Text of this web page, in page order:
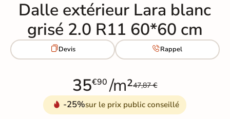
Dalle extérieur Lara blanc
grisé 2.0 R11 60*60 cm
Devis Rappel
35€90 /m²47,87 €
-25%sur le prix public conseillé